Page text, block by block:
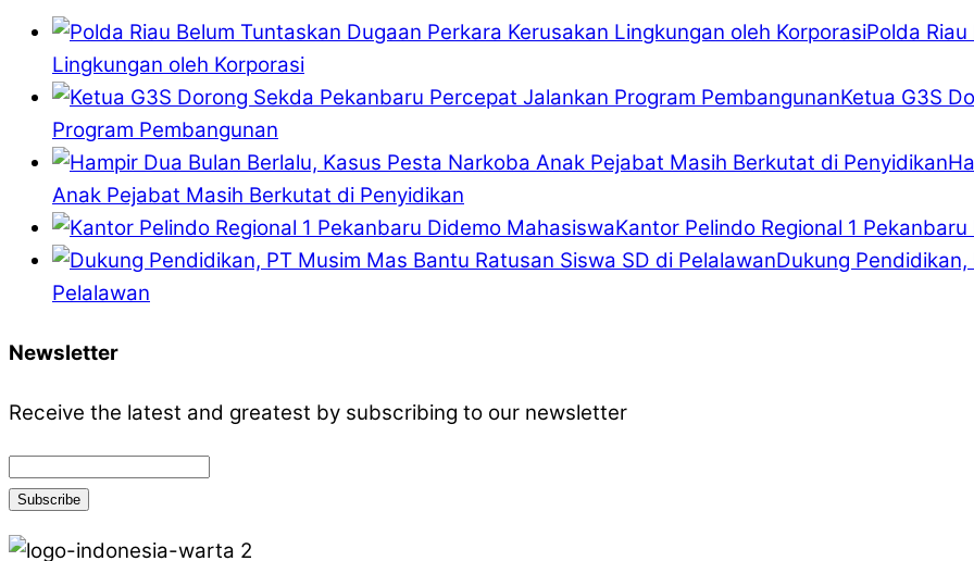
Polda
Lingkungan oleh Korporasi
Ketua G3S
Program Pembangunan
Anak Pejabat Masih Berkutat di Penyidikan
Kantor Pelindo Regional 1
Dukung
Pelalawan
Newsletter
Receive the latest and greatest by subscribing to our newsletter